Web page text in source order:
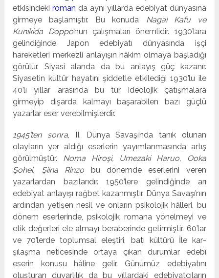
etkisindekiroman da aynı yıllarda edebiyat dünyasına
girmeye başlamıştır. Bu konuda Nagai Kafu ve
Kunikida Doppo’nun çalışmaları önemlidir. 1930’lara
gelindiğinde Japon edebiyatı dünyasında işçi
hareketleri merkezli anlayışın hâkim olmaya başladığı
görülür. Siyasi alanda da bu anlayış güç kazanır.
Siyasetin kültür hayatını şiddetle etkilediği 1930’lu ile
40’lı yıllar arasında bu tür ideolojik çatışmalara
girmeyip dışarda kalmayı başarabilen bazı güçlü
yazarlar eser verebilmişlerdir.
1945’ten sonra, II. Dünya Savaşı’nda tanık olunan
olayların yer aldığı eserlerin ya­yımlanmasında artış
görülmüştür. Noma Hiroşi, Umezaki Haruo, Ooka
Şohei, Şiina Rinzo bu dönemde eserlerini veren
yazarlardan bazılarıdır. 1950’lere gelindiğinde arı
edebiyat anlayışı rağbet kazanmıştır. Dünya Savaşı’nın
ardından yetişen nesil ve onların psikolojik hâlleri, bu
dönem eserlerinde, psikolojik romana yönelmeyi ve
etik değerleri ele almayı beraberinde getirmiştir. 60’lar
ve 70’lerde toplumsal eleştiri, batı kültürü İle kar­
şılaşma neticesinde ortaya çıkan durumlar edebî
eserin konusu hâline gelir. Günümüz edebiyatını
oluşturan duyarlılık da bu yıllardaki edebiyatçıların